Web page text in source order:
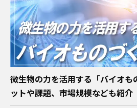
微生物の力を活用する「バイオも
ットや課題、市場規模なども紹介